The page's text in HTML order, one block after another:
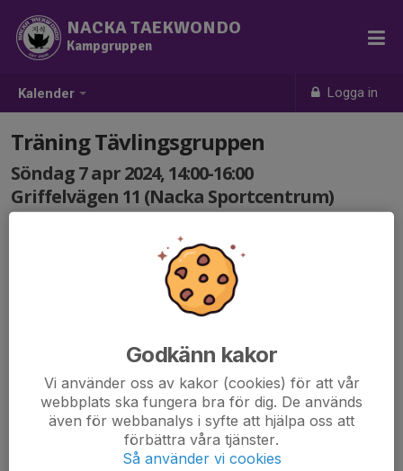
Kalender Logga in
NACKA TAEKWONDO
Kampgruppen
Träning Tävlingsgruppen
Söndag 7 apr 2024, 14:00-16:00
Griffelvägen 11 (Nacka Sportcentrum)
Godkänn kakor
Vi använder oss av kakor (cookies) för att vår
webbplats ska fungera bra för dig. De används
även för webbanalys i syfte att hjälpa oss att
förbättra våra tjänster.
Så använder vi cookies